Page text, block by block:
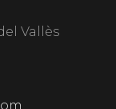
Vallès